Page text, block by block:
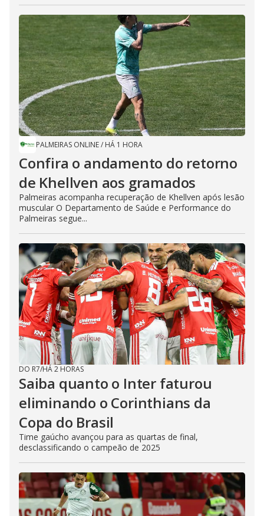
PALMEIRAS ONLINE/ HÁ 1 HORA
Confira o andamento do retorno
de Khellven aos gramados
Palmeiras acompanha recuperação de Khellven após lesão
muscular O Departamento de Saúde e Performance do
Palmeiras segue...
DO R7/HÁ 2 HORAS
Saiba quanto o Inter faturou
eliminando o Corinthians da
Copa do Brasil
Time gaúcho avançou para as quartas de final,
desclassificando o campeão de 2025